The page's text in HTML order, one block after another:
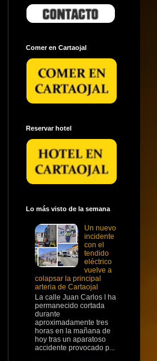
Comer en Cartaojal
Reservar hotel
Lo más visto de la semana
Un nuevo
incidente
con el
tendido
eléctrico
vuelve a
colapsar la principal
arteria de Cartaojal
La calle Juan Carlos I ha
permanecido cortada
durante
aproximadamente tres
horas en la mañana de
hoy tras un aparatoso
accidente provocado p...